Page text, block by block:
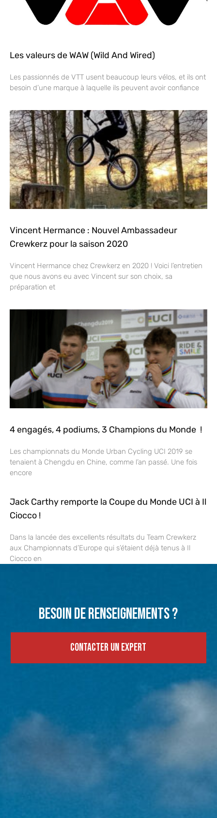
Les valeurs de WAW (Wild And Wired)
Les passionnés de VTT usent beaucoup leurs vélos, et ils ont
besoin d’une marque à laquelle ils peuvent avoir confiance
Vincent Hermance : Nouvel Ambassadeur
Crewkerz pour la saison 2020
Vincent Hermance chez Crewkerz en 2020 ! Voici l’entretien
que nous avons eu avec Vincent sur son choix, sa
préparation et
4 engagés, 4 podiums, 3 Champions du Monde !
Les championnats du Monde Urban Cycling UCI 2019 se
tenaient à Chengdu en Chine, comme l’an passé. Une fois
encore
Jack Carthy remporte la Coupe du Monde UCI à Il
Ciocco !
Dans la lancée des excellents résultats du Team Crewkerz
aux Championnats d’Europe qui s’étaient déjà tenus à Il
Ciocco en
Besoin de renseignements ?
Contacter un expert